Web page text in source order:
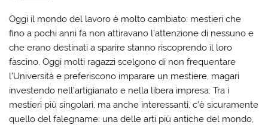
Oggi il mondo del lavoro è molto cambiato: mestieri che
fino a pochi anni fa non attiravano l’attenzione di nessuno e
che erano destinati a sparire stanno riscoprendo il loro
fascino. Oggi molti ragazzi scelgono di non frequentare
l’Università e preferiscono imparare un mestiere, magari
investendo nell’artigianato e nella libera impresa. Tra i
mestieri più singolari, ma anche interessanti, c’è sicuramente
quello del falegname: una delle arti più antiche del mondo,